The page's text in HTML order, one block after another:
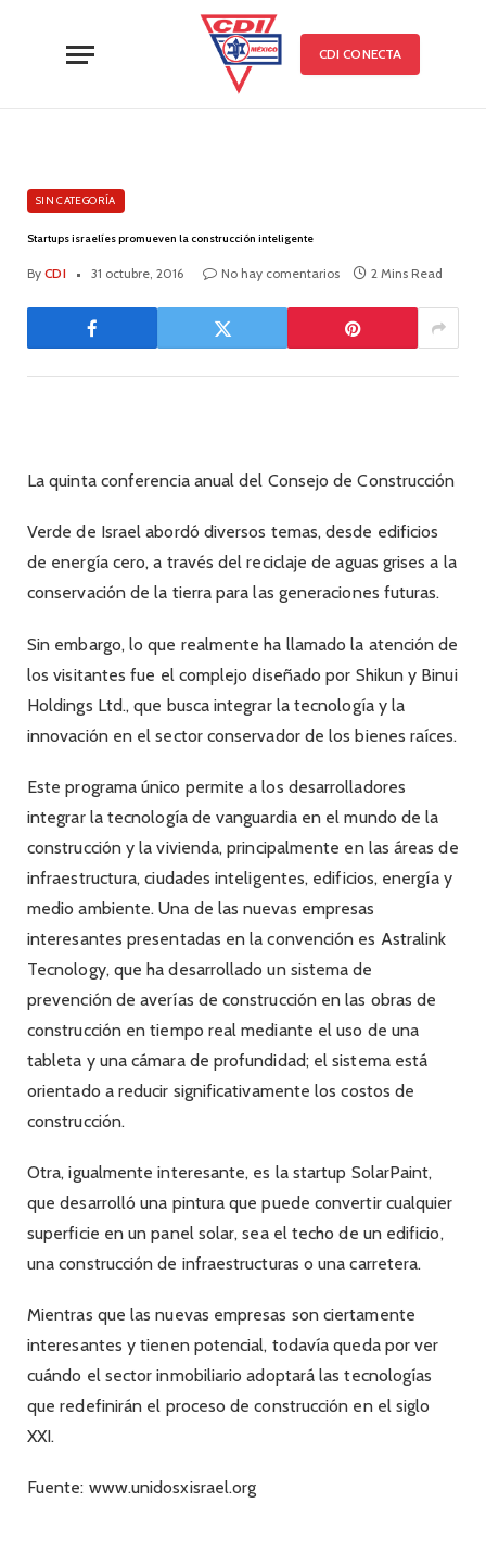
CDI CONECTA
SIN CATEGORÍA
Startups israelíes promueven la construcción inteligente
By CDI 31 octubre, 2016 No hay comentarios 2 Mins Read
La quinta conferencia anual del Consejo de Construcción
Verde de Israel abordó diversos temas, desde edificios
de energía cero, a través del reciclaje de aguas grises a la
conservación de la tierra para las generaciones futuras.
Sin embargo, lo que realmente ha llamado la atención de
los visitantes fue el complejo diseñado por Shikun y Binui
Holdings Ltd., que busca integrar la tecnología y la
innovación en el sector conservador de los bienes raíces.
Este programa único permite a los desarrolladores
integrar la tecnología de vanguardia en el mundo de la
construcción y la vivienda, principalmente en las áreas de
infraestructura, ciudades inteligentes, edificios, energía y
medio ambiente. Una de las nuevas empresas
interesantes presentadas en la convención es Astralink
Tecnology, que ha desarrollado un sistema de
prevención de averías de construcción en las obras de
construcción en tiempo real mediante el uso de una
tableta y una cámara de profundidad; el sistema está
orientado a reducir significativamente los costos de
construcción.
Otra, igualmente interesante, es la startup SolarPaint,
que desarrolló una pintura que puede convertir cualquier
superficie en un panel solar, sea el techo de un edificio,
una construcción de infraestructuras o una carretera.
Mientras que las nuevas empresas son ciertamente
interesantes y tienen potencial, todavía queda por ver
cuándo el sector inmobiliario adoptará las tecnologías
que redefinirán el proceso de construcción en el siglo
XXI.
Fuente: www.unidosxisrael.org